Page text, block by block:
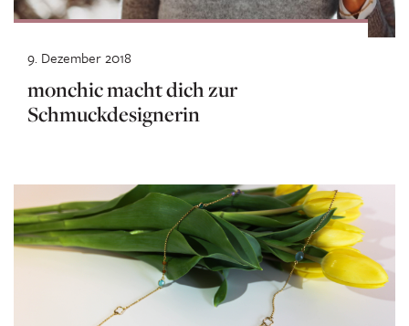
monchic macht dich zur
Schmuckdesignerin
9. Dezember 2018